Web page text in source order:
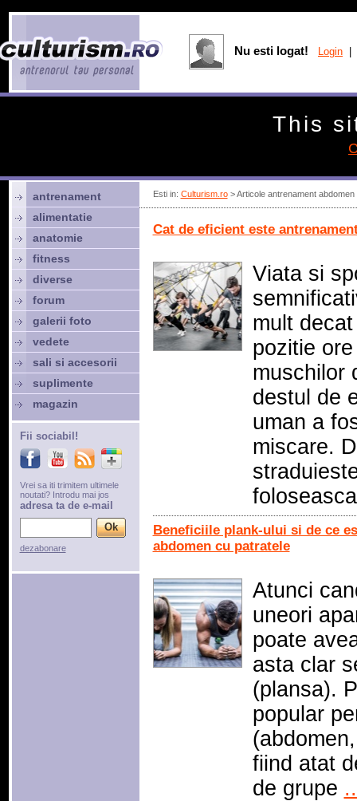
Esti in: Culturism.ro> Articole antrenament abdomen
Cat de eficient este
Viata si
mult
pozitie
muschilor
destul de
uman a
miscare.
Beneficiile plank-ului si de ce
abdomen cu patratele
Atunci
uneori
poate
asta clar
(plansa).
popular
fiind atat
de grupe
antrenament
alimentatie
anatomie
fitness
diverse
forum
galerii foto
vedete
sali si accesorii
suplimente
magazin
Fii sociabil!
Vrei sa iti trimitem ultimele
noutati? Introdu mai jos
adresa ta de e-mail
dezabonare
Nu esti logat! Login
This